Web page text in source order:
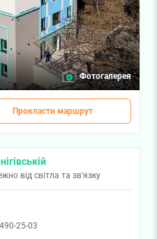
Фотогалерея
Прокласти маршрут
від світла та зв'язку
25-03